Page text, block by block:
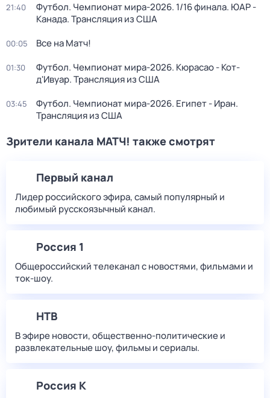
21:40
Футбол. Чемпионат мира-2026. 1/16 финала. ЮАР -
Канада. Трансляция из США
00:05 Все на Матч!
01:30
Футбол. Чемпионат мира-2026. Кюрасао - Кот-
д'Ивуар. Трансляция из США
03:45
Футбол. Чемпионат мира-2026. Египет - Иран.
Трансляция из США
Зрители канала МАТЧ! также смотрят
Первый канал
Лидер российского эфира, самый популярный и
любимый русскоязычный канал.
Россия 1
Общероссийский телеканал с новостями, фильмами и
ток-шоу.
НТВ
В эфире новости, общественно-политические и
развлекательные шоу, фильмы и сериалы.
Россия К